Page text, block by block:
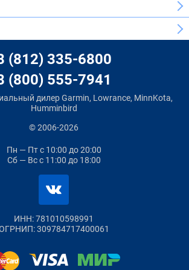
(812) 335-6800
(800) 555-7941
дилер Garmin, Lowrance, MinnKota,
Humminbird
© 2006-2026
Пн — Птс 10:00 до 20:00
Сб — Всс 11:00 до 18:00
ИНН: 781010598991
309784717400061